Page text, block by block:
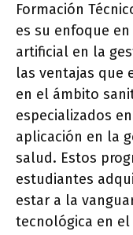
Formación
es su enfoque
artificial en la
las ventajas que
en el ámbito
especializados
aplicación en la
salud. Estos
estudiantes
estar a la
tecnológica en